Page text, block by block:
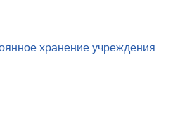
хранение учреждения